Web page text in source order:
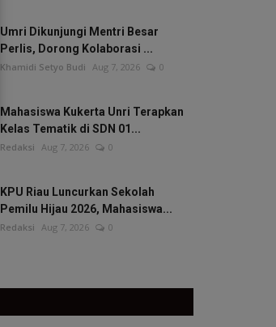
Umri Dikunjungi Mentri Besar
Perlis, Dorong Kolaborasi ...
Khamidi Setyo Budi Aug 7, 2026 0
Mahasiswa Kukerta Unri Terapkan
Kelas Tematik di SDN 01...
Redaksi Aug 7, 2026 0
KPU Riau Luncurkan Sekolah
Pemilu Hijau 2026, Mahasiswa...
Redaksi Aug 7, 2026 0